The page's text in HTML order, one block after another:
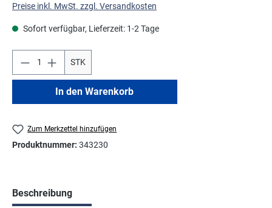
Preise inkl. MwSt. zzgl. Versandkosten
Sofort verfügbar, Lieferzeit: 1-2 Tage
STK
In den Warenkorb
Zum Merkzettel hinzufügen
Produktnummer: 343230
Beschreibung